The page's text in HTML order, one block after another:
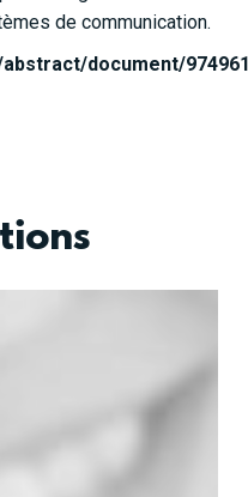
de communication.
document/